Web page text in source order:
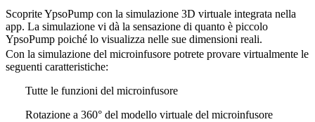
Scoprite YpsoPump con la simulazione 3D virtuale integrata nella
app. La simulazione vi dà la sensazione di quanto è piccolo
YpsoPump poiché lo visualizza nelle sue dimensioni reali.
Con la simulazione del microinfusore potrete provare virtualmente le
seguenti caratteristiche:
Tutte le funzioni del microinfusore
Rotazione a 360° del modello virtuale del microinfusore